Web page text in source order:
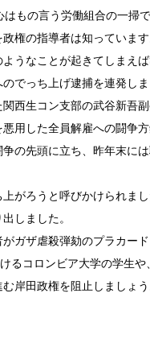
もの言う労働組合の一掃
権の指導者は知っていま
うなことが起きてしまえば
でっち上げ逮捕を連発し
西生コン支部の武谷新吾
用した全員解雇への闘争
の先頭に立ち、昨年末に
がろうと呼びかけられま
しました。
ガザ虐殺弾劾のプラカー
るコロンビア大学の学生
岸田政権を阻止しましょう